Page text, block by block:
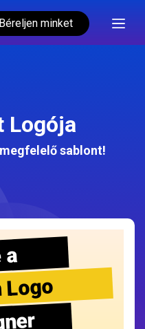
Béreljen minket
Logója
sablont!
a
Logo